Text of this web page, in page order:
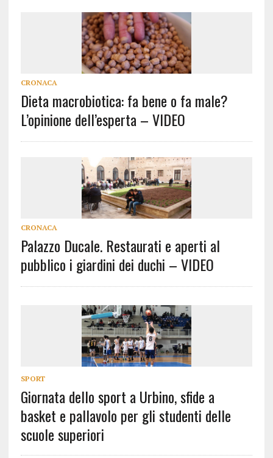
CRONACA
Dieta macrobiotica: fa bene o fa male?
L’opinione dell’esperta – VIDEO
CRONACA
Palazzo Ducale. Restaurati e aperti al
pubblico i giardini dei duchi – VIDEO
SPORT
Giornata dello sport a Urbino, sfide a
basket e pallavolo per gli studenti delle
scuole superiori